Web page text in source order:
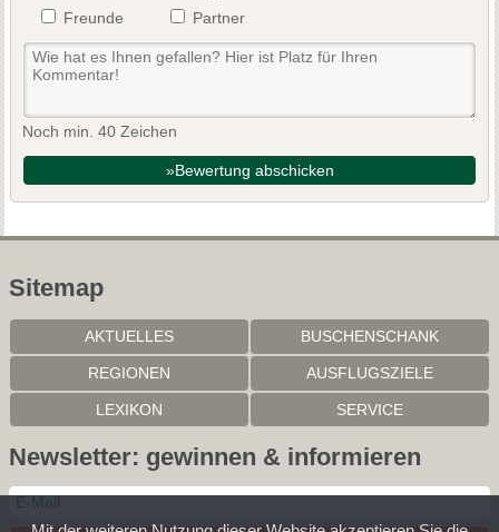
Freunde
Partner
Noch min. 40 Zeichen
»Bewertung abschicken
Sitemap
AKTUELLES BUSCHENSCHANK
REGIONEN AUSFLUGSZIELE
LEXIKON SERVICE
Newsletter: gewinnen & informieren